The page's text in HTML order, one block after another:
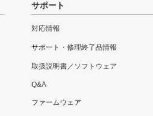
サポート
対応情報
サポート・修理終了品情報
取扱説明書／ソフトウェア
Q&A
ファームウェア